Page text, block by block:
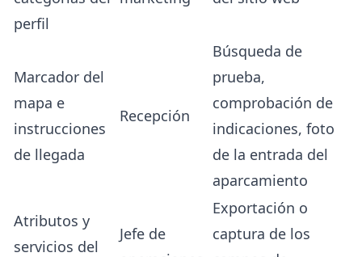
perfil
Marcador del
mapa e
instrucciones
de llegada
Recepción
Búsqueda de
prueba,
comprobación de
indicaciones, foto
de la entrada del
aparcamiento
Atributos y
servicios del
Jefe de
Exportación o
captura de los